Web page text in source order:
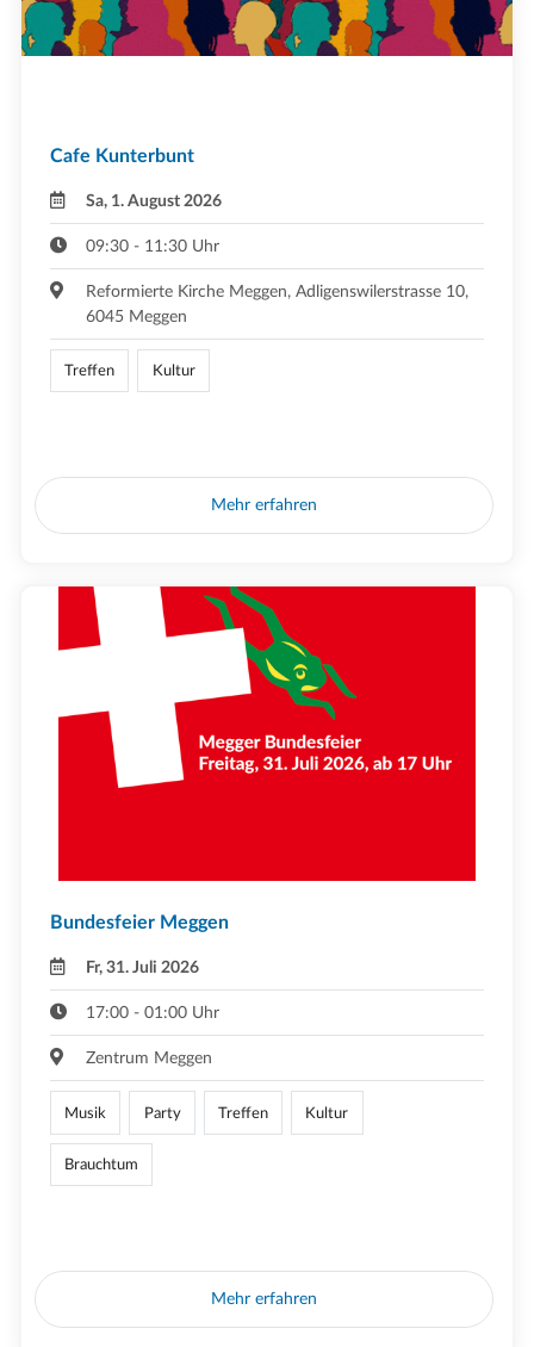
Cafe Kunterbunt
Sa, 1. August 2026
09:30 - 11:30 Uhr
Reformierte Kirche Meggen, Adligenswilerstrasse 10,
6045 Meggen
Treffen Kultur
Mehr erfahren
Bundesfeier Meggen
Fr, 31. Juli 2026
17:00 - 01:00 Uhr
Zentrum Meggen
Musik Party Treffen Kultur
Brauchtum
Mehr erfahren